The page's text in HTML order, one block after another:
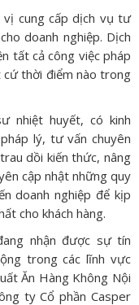
cung cấp dịch vụ tư
doanh nghiệp. Dịch
tất cả công việc pháp
cứ thời điểm nào trong
nhiệt huyết, có kinh
lý, tư vấn chuyên
dồi kiến thức, nâng
cập nhật những quy
doanh nghiệp để kịp
cho khách hàng.
nhận được sự tín
trong các lĩnh vực
Ăn Hàng Không Nội
ty Cổ phần Casper